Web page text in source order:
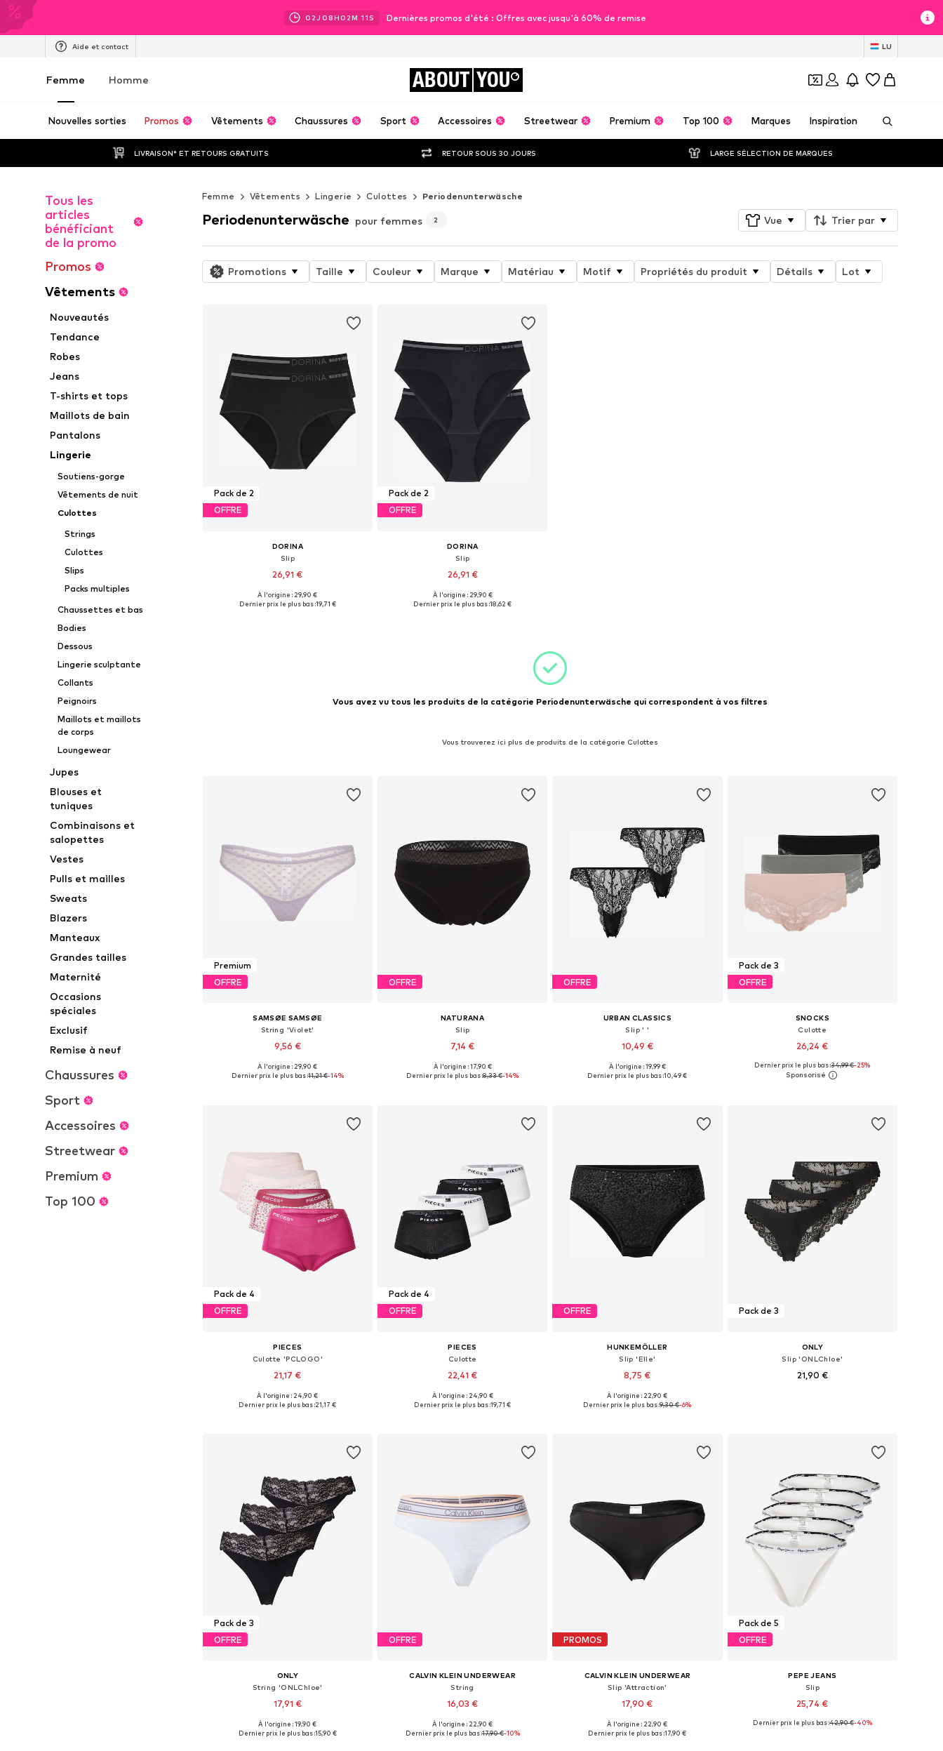
02J 08H 02M 10 S Dernières promos d'été : Offres avec jusqu'à 60% de remise
Aide et contact LU
Femme Homme ABOUT YOU
Nouvelles sorties Promos Vêtements Chaussures Sport Accessoires Streetwear Premium Top 100 Marques Inspiration
LIVRAISON* ET RETOURS GRATUITS RETOUR SOUS 30 JOURS LARGE SÉLECTION DE MARQUES
Tous les
articles
bénéficiant
de la promo
Promos
Vêtements
Nouveautés
Tendance
Robes
Jeans
T-shirts et tops
Maillots de bain
Pantalons
Lingerie
Soutiens-gorge
Vêtements de nuit
Culottes
Strings
Culottes
Slips
Packs multiples
Chaussettes et bas
Bodies
Dessous
Lingerie sculptante
Collants
Peignoirs
Maillots et maillots
de corps
Loungewear
Jupes
Blouses et
tuniques
Combinaisons et
salopettes
Vestes
Pulls et mailles
Sweats
Blazers
Manteaux
Grandes tailles
Maternité
Occasions
spéciales
Exclusif
Remise à neuf
Chaussures
Sport
Accessoires
Streetwear
Premium
Top 100
Femme Vêtements Lingerie Culottes Periodenunterwäsche
Periodenunterwäsche pour femmes 2 Vue Trier par
Promotions Taille Couleur Marque Matériau Motif Propriétés du produit Détails Lot
Pack de 2
OFFRE
DORINA
Slip
26,91 €
Tailles disponibles: XS, M, L, XXL
À l'origine : 29,90 €
Dernier prix le plus bas :19,71 €
Pack de 2
OFFRE
DORINA
Slip
26,91 €
Tailles disponibles: XS, L
À l'origine : 29,90 €
Dernier prix le plus bas :18,62 €
Vous avez vu tous les produits de la catégorie Periodenunterwäsche qui correspondent à vos filtres
Vous trouverez ici plus de produits de la catégorie Culottes
Premium
OFFRE
SAMSØE SAMSØE
String 'Violet'
9,56 €
Tailles disponibles: XS, S, M, L
À l'origine : 29,90 €
Dernier prix le plus bas :11,21 €-14%
OFFRE
NATURANA
Slip
7,14 €
Disponible en plusieurs tailles
À l'origine : 17,90 €
Dernier prix le plus bas :8,33 €-14%
OFFRE
URBAN CLASSICS
Slip ' '
10,49 €
Tailles disponibles: S, M, L
À l'origine : 19,99 €
Dernier prix le plus bas :10,49 €
Pack de 3
OFFRE
SNOCKS
Culotte
26,24 €
Tailles disponibles: S, M, L
Dernier prix le plus bas :34,99 €-25%
Pack de 4
OFFRE
PIECES
Culotte 'PCLOGO'
21,17 €
Tailles disponibles: XS, S, M, L, XL, XXL
À l'origine : 24,90 €
Dernier prix le plus bas :21,17 €
Pack de 4
OFFRE
PIECES
Culotte
22,41 €
Tailles disponibles: XS, S, M, L, XL
À l'origine : 24,90 €
Dernier prix le plus bas :19,71 €
OFFRE
HUNKEMÖLLER
Slip 'Elle'
8,75 €
Tailles disponibles: XS, S, M
À l'origine : 22,90 €
Dernier prix le plus bas :9,30 €-6%
Pack de 3
ONLY
Slip 'ONLChloe'
21,90 €
Pack de 3
OFFRE
ONLY
String 'ONLChloe'
17,91 €
Tailles disponibles: XS, S, M, L, XL
À l'origine : 19,90 €
Dernier prix le plus bas :15,90 €
OFFRE
CALVIN KLEIN UNDERWEAR
String
16,03 €
Tailles disponibles: XS, S, M, L, XL
À l'origine : 22,90 €
Dernier prix le plus bas :17,90 €-10%
PROMOS
CALVIN KLEIN UNDERWEAR
Slip 'Attraction'
17,90 €
Tailles disponibles: XS, S, M, XL
À l'origine : 22,90 €
Dernier prix le plus bas :17,90 €
Pack de 5
OFFRE
PEPE JEANS
Slip
25,74 €
Tailles disponibles: XS, S, M, L, XL
Dernier prix le plus bas :42,90 €-40%